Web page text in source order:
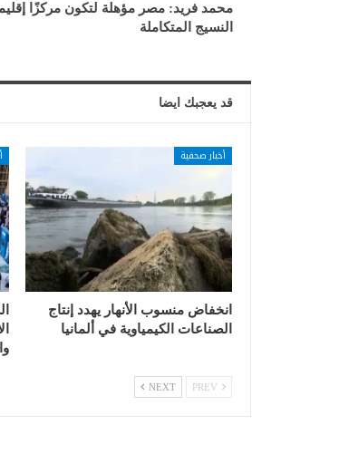
محمد فريد: مصر مؤهلة لتكون مركزًا
النسيج المتكاملة
قد يعجبك ايضا
أخبار صحفية
انخفاض منسوب الأنهار يهدد إنتاج
الصناعات الكيمياوية في ألمانيا
NEXT